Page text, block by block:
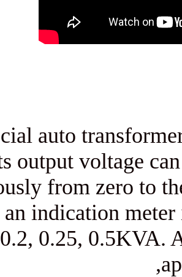
is special auto
Its output
continuously from
of an
DGC2 0.2, 0.25,